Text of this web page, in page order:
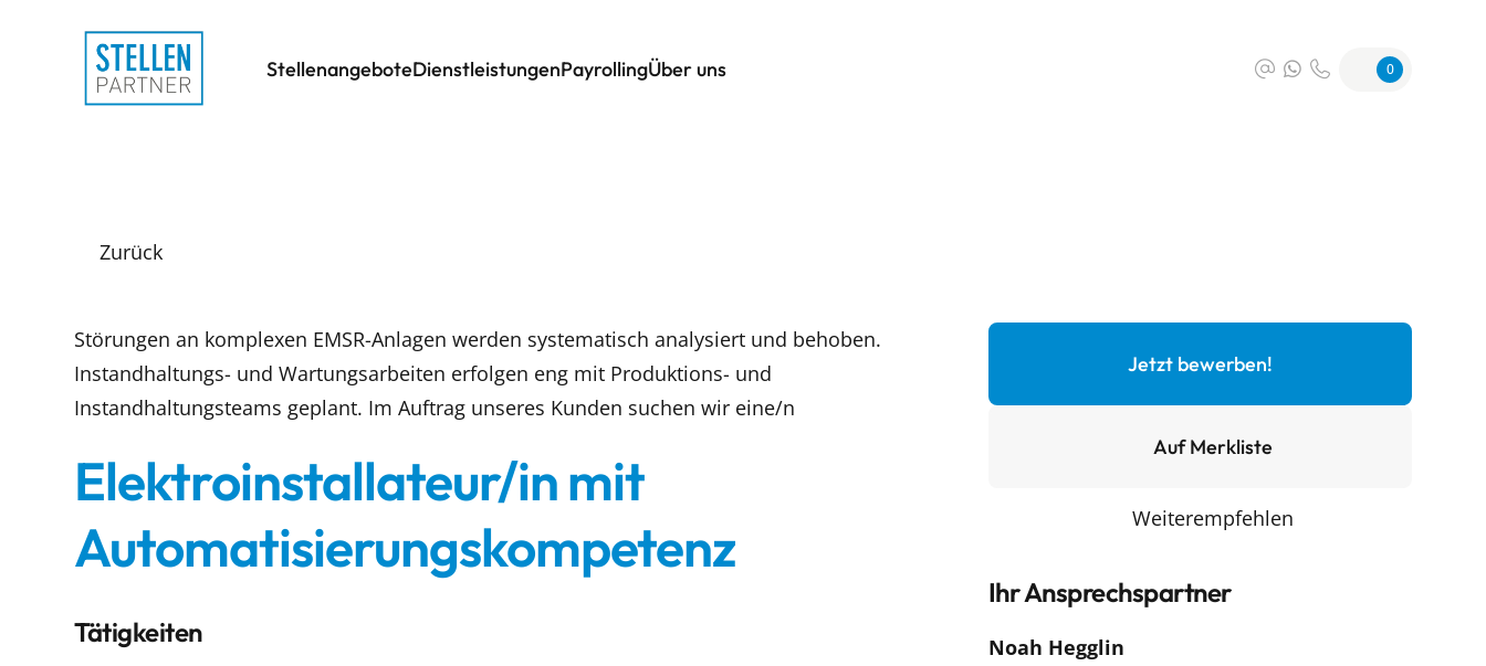
StellenangeboteDienstleistungenPayrollingÜber uns 0
Zurück
Störungen an komplexen EMSR-Anlagen werden systematisch analysiert und behoben.
Instandhaltungs- und Wartungsarbeiten erfolgen eng mit Produktions- und
Instandhaltungsteams geplant. Im Auftrag unseres Kunden suchen wir eine/n
Elektroinstallateur/in mit
Automatisierungskompetenz
Tätigkeiten
Jetzt bewerben!
Auf Merkliste
Weiterempfehlen
Ihr Ansprechspartner
Noah Hegglin